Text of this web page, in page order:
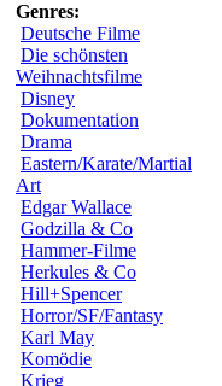
Genres:
Deutsche Filme
Die schönsten
Weihnachtsfilme
Disney
Dokumentation
Drama
Eastern/Karate/Martial
Art
Edgar Wallace
Godzilla & Co
Hammer-Filme
Herkules & Co
Hill+Spencer
Horror/SF/Fantasy
Karl May
Komödie
Krieg